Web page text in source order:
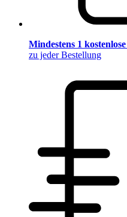
Mindestens 1
zu jeder Bestellung